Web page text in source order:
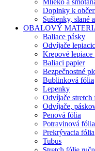
Mlieko a
Doplnky k
Sušienky, slané
OBALOVÝ
Baliace pásky
Odvíjače
Krepové lepiace
Baliaci papier
Bezpečnostné
Bublinková fólia
Lepenky
Odvíjače stretch
Odvíjače,
Penová fólia
Potravinová fólia
Prekrývacia fólia
Tubus